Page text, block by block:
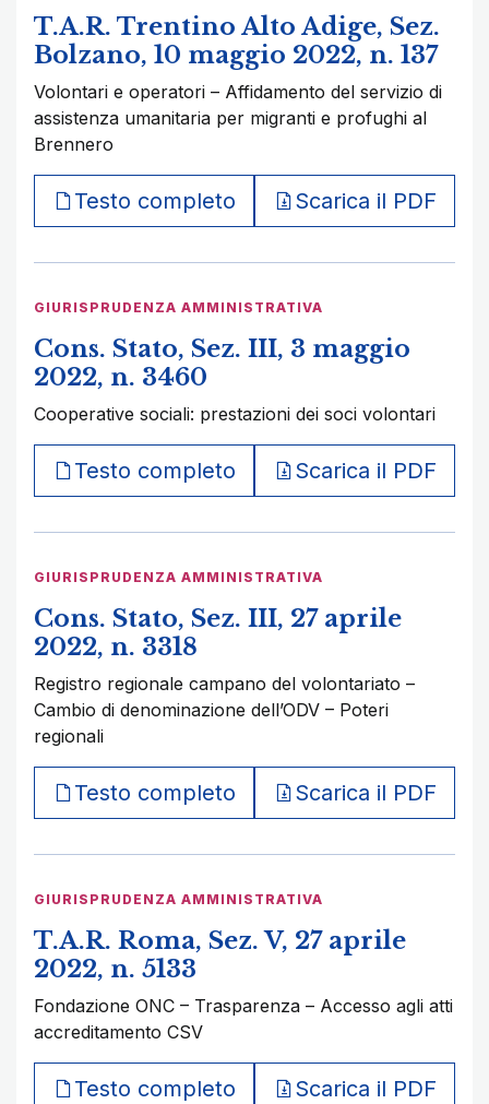
T.A.R. Trentino Alto Adige, Sez.
Bolzano, 10 maggio 2022, n. 137
Volontari e operatori – Affidamento del servizio di
assistenza umanitaria per migranti e profughi al
Brennero
Testo completo Scarica il PDF
GIURISPRUDENZA AMMINISTRATIVA
Cons. Stato, Sez. III, 3 maggio
2022, n. 3460
Cooperative sociali: prestazioni dei soci volontari
Testo completo Scarica il PDF
GIURISPRUDENZA AMMINISTRATIVA
Cons. Stato, Sez. III, 27 aprile
2022, n. 3318
Registro regionale campano del volontariato –
Cambio di denominazione dell’ODV – Poteri
regionali
Testo completo Scarica il PDF
GIURISPRUDENZA AMMINISTRATIVA
T.A.R. Roma, Sez. V, 27 aprile
2022, n. 5133
Fondazione ONC – Trasparenza – Accesso agli atti
accreditamento CSV
Testo completo Scarica il PDF